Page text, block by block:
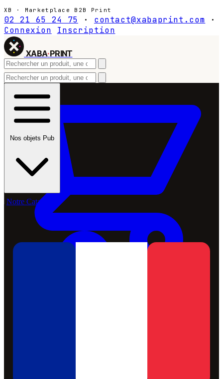
XB · Marketplace B2B Print
02 21 65 24 75 · contact@xabaprint.com
·
Connexion
Inscription
XABA·PRINT
Nos objets Pub
Notre Catalogue